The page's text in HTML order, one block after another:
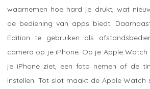
waarnemen hoe hard je drukt, wat
de bediening van apps biedt.
Edition te gebruiken als
camera op je iPhone. Op je Apple
je iPhone ziet, een foto nemen of de
instellen. Tot slot maakt de Apple Watch